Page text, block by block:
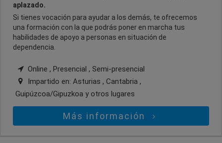
aplazado.
Si tienes vocación para ayudar a los demás, te ofrecemos
una formación con la que podrás poner en marcha tus
habilidades de apoyo a personas en situación de
dependencia.
Online , Presencial , Semi-presencial
Impartido en: Asturias , Cantabria ,
Guipúzcoa/Gipuzkoa y otros lugares
Más información